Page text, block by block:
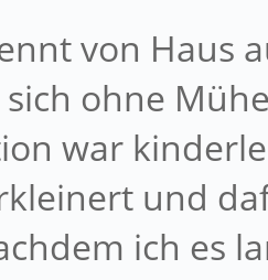
von Haus
ohne
war
und
ich es